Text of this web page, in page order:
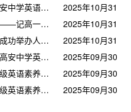
日
新秀展风采，教研促成长——记高安中学英语学科组举办15分钟片段教学展示活动（一）
2025年10月31
日
党员示范展风采，读后续写启新思——记高一英语组邓丽老师开展党员示范课活动
2025年10月31
日
锋芒初露，精彩纷呈——高安中学成功举办人文语言素养大赛校内直通赛
2025年10月31
日
教以共进，研以致远——记江西省高安中学英语组阅卷经验分享会
2025年09月30
日
勇于追梦，勤于圆梦——记高二年级英语素养大赛之演讲比赛
2025年09月30
日
勇于追梦，勤于圆梦——记高一年级英语素养大赛之演讲比赛
2025年09月30